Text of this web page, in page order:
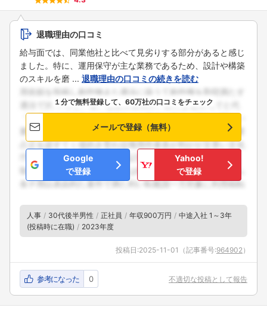
退職理由の口コミ
給与面では、同業他社と比べて見劣りする部分があると感じ
ました。特に、運用保守が主な業務であるため、設計や構築
のスキルを磨 ... 退職理由の口コミの続きを読む
１分で無料登録して、60万社の口コミをチェック
メールで登録（無料）
Google
で登録
Yahoo!
で登録
人事 30代後半男性 正社員 年収900万円
中途入社 1～3年
(投稿時に在職)
2023年度
投稿日:2025-11-01 （記事番号:964902 ）
参考になった 0 不適切な投稿として報告